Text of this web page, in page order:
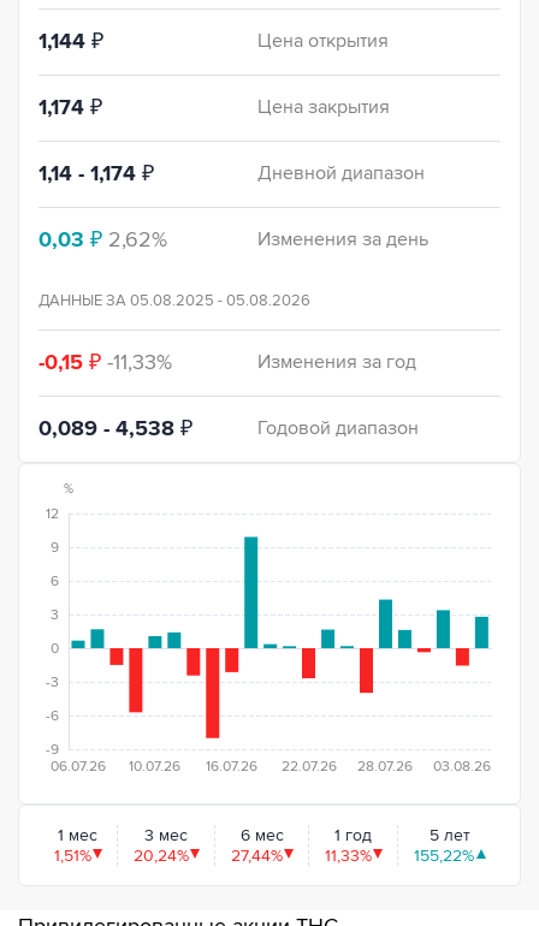
%
-9
-6
-3
0
3
6
9
12
06.07.26 10.07.26 16.07.26 22.07.26 28.07.26 03.08.26
1 мес
1,51%
3 мес
20,24%
6 мес
27,44%
1 год
11,33%
5 лет
155,22%
1,144 ₽ Цена открытия
1,174 ₽ Цена закрытия
1,14 - 1,174 ₽ Дневной диапазон
0,03 ₽ 2,62% Изменения за день
ДАННЫЕ ЗА05.08.2025 - 05.08.2026
-0,15 ₽ -11,33% Изменения за год
0,089 - 4,538 ₽ Годовой диапазон